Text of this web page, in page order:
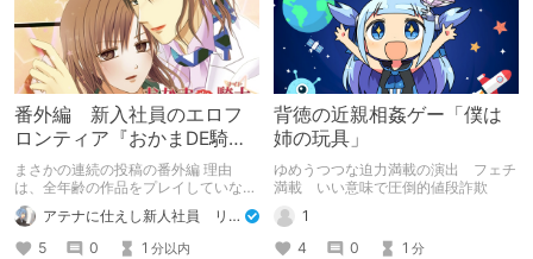
番外編 新入社員のエロフ
ロンティア『おかまDE騎士
～私の婚約者はおねえ!?～
』女性向け
まさかの連続の投稿の番外編 理由
は、全年齢の作品をプレイしていなか
ったので なので、エロくないフロン
ティアです。 番外編だから大丈夫な
のです。
アテナに仕えし新人社員 リリィ
5
0 1 分以内
背徳の近親相姦ゲー「僕は
姉の玩具」
ゆめうつつな迫力満載の演出 フェチ
満載 いい意味で圧倒的値段詐欺
1
4
0 1 分